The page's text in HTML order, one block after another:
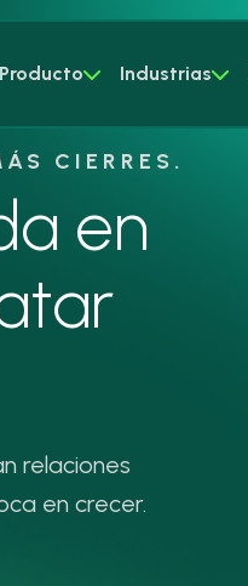
Producto Industrias
CIERRES.
en
relaciones
en crecer.